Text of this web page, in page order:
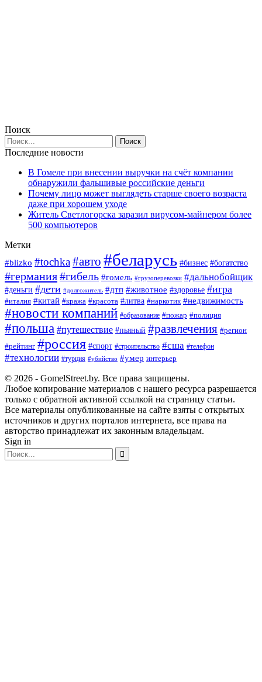
Поиск
Последние новости
В Гомеле при внесении выручки на счёт компании
обнаружили фальшивые российские деньги
Почему лицо может выглядеть старше своего возраста
даже при хорошем уходе
Житель Светлогорска заразил вирусом-майнером более
500 компьютеров
Метки
#blizko #tochka#авто #беларусь #бизнес #богатство
#германия#гибель #гомель #грузоперевозки #дальнобойщик
#деньги #дети #долгожитель #дтп #животное #здоровье #игра
#италия #китай #кража #красота #литва #наркотик #недвижимость
#новости компаний #образование #пожар #полиция
#польша #путешествие #пьяный #развлечения #регион
#рейтинг #россия #спорт #строительство #сша #телефон
#технологии #турция #убийство #умер интерьер
© 2026 - GomelStreet.by. Все права защищены.
Любое копирование материалов с нашего ресурса разрешается
только с обратной активной ссылкой на страницу статьи.
Все материалы опубликованные на сайте взяты с открытых
источников и других порталов интернета, все права на
авторство принадлежат их законным владельцам.
Sign in